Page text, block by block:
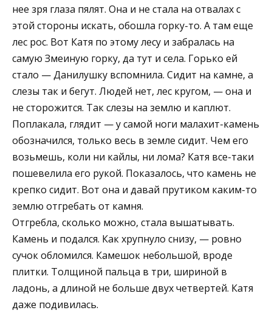
нее зря глаза пялят. Она и не стала на отвалах с
этой стороны искать, обошла горку-то. А там еще
лес рос. Вот Катя по этому лесу и забралась на
самую Змеиную горку, да тут и села. Горько ей
стало — Данилушку вспомнила. Сидит на камне, а
слезы так и бегут. Людей нет, лес кругом, — она и
не сторожится. Так слезы на землю и каплют.
Поплакала, глядит — у самой ноги малахит-камень
обозначился, только весь в земле сидит. Чем его
возьмешь, коли ни кайлы, ни лома? Катя все-таки
пошевелила его рукой. Показалось, что камень не
крепко сидит. Вот она и давай прутиком каким-то
землю отгребать от камня.
Отгребла, сколько можно, стала вышатывать.
Камень и подался. Как хрупнуло снизу, — ровно
сучок обломился. Камешок небольшой, вроде
плитки. Толщиной пальца в три, шириной в
ладонь, а длиной не больше двух четвертей. Катя
даже подивилась.